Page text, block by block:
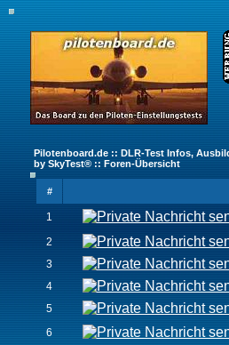
Pilotenboard.de :: DLR-Test Infos,
by SkyTest® :: Foren-Übersicht
#
1
2
3
4
5
6